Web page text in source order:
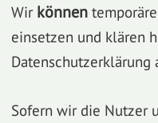
Wir können
einsetzen und klären
Datenschutzerklärung
Sofern wir die Nutzer